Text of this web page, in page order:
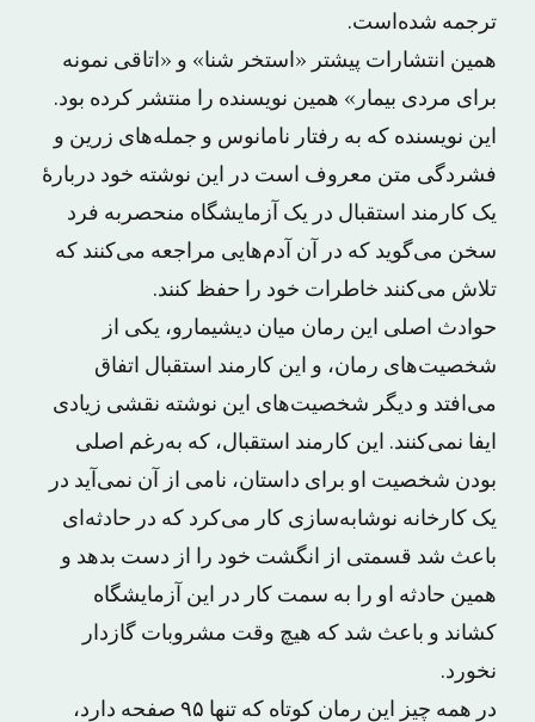
ترجمه شده‌است.
همین انتشارات پیشتر «استخر شنا» و «اتاقی نمونه
برای مردی بیمار» همین نویسنده را منتشر کرده بود.
این نویسنده که به رفتار نامانوس و جمله‌های زرین و
فشردگی متن معروف است در این نوشته خود دربارهٔ
یک کارمند استقبال در یک آزمایشگاه منحصربه فرد
سخن می‌گوید که در آن آدم‌هایی مراجعه می‌کنند که
تلاش می‌کنند خاطرات خود را حفظ کنند.
حوادث اصلی این رمان میان دیشیمارو، یکی از
شخصیت‌های رمان، و این کارمند استقبال اتفاق
می‌افتد و دیگر شخصیت‌های این نوشته نقشی زیادی
ایفا نمی‌کنند. این کارمند استقبال، که به‌رغم اصلی
بودن شخصیت او برای داستان، نامی از آن نمی‌آید در
یک کارخانه نوشابه‌سازی کار می‌کرد که در حادثه‌ای
باعث شد قسمتی از انگشت خود را از دست بدهد و
همین حادثه او را به سمت کار در این آزمایشگاه
کشاند و باعث شد که هیچ وقت مشروبات گازدار
نخورد.
در همه چیز این رمان کوتاه که تنها ۹۵ صفحه دارد،